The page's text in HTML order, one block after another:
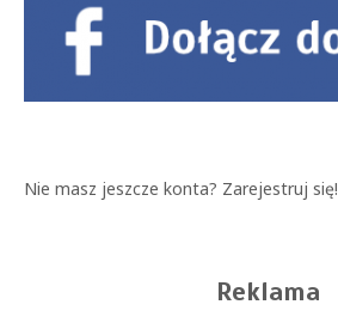
Nie masz jeszcze konta? Zarejestruj się!
Reklama